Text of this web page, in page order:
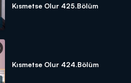
Kısmetse Olur 425.Bölüm
Kısmetse Olur 424.Bölüm